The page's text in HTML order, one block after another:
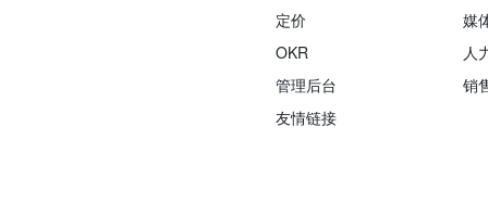
定价
OKR
管理后台
友情链接
媒
人
销